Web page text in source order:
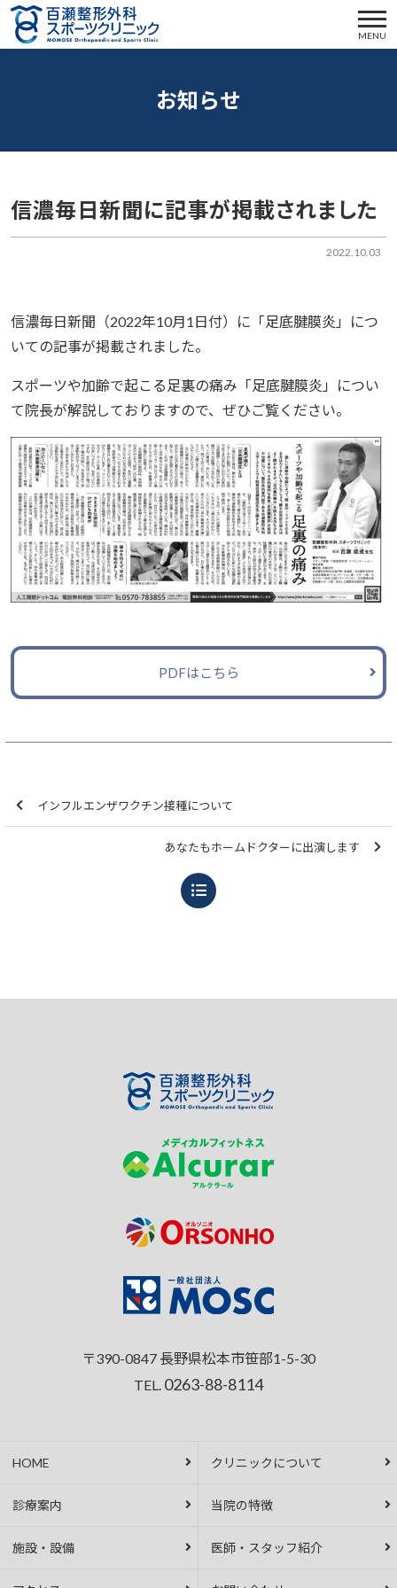
MENU
お知らせ
2022.10.03
信濃毎日新聞に記事が掲載されました
信濃毎日新聞（2022年10月1日付）に「足底腱膜炎」につ
いての記事が掲載されました。
スポーツや加齢で起こる足裏の痛み「足底腱膜炎」につい
て院長が解説しておりますので、ぜひご覧ください。
PDFはこちら
インフルエンザワクチン接種について
あなたもホームドクターに出演します
〒390-0847 長野県松本市笹部1-5-30
TEL. 0263-88-8114
HOME クリニックについて
診療案内 当院の特徴
施設・設備 医師・スタッフ紹介